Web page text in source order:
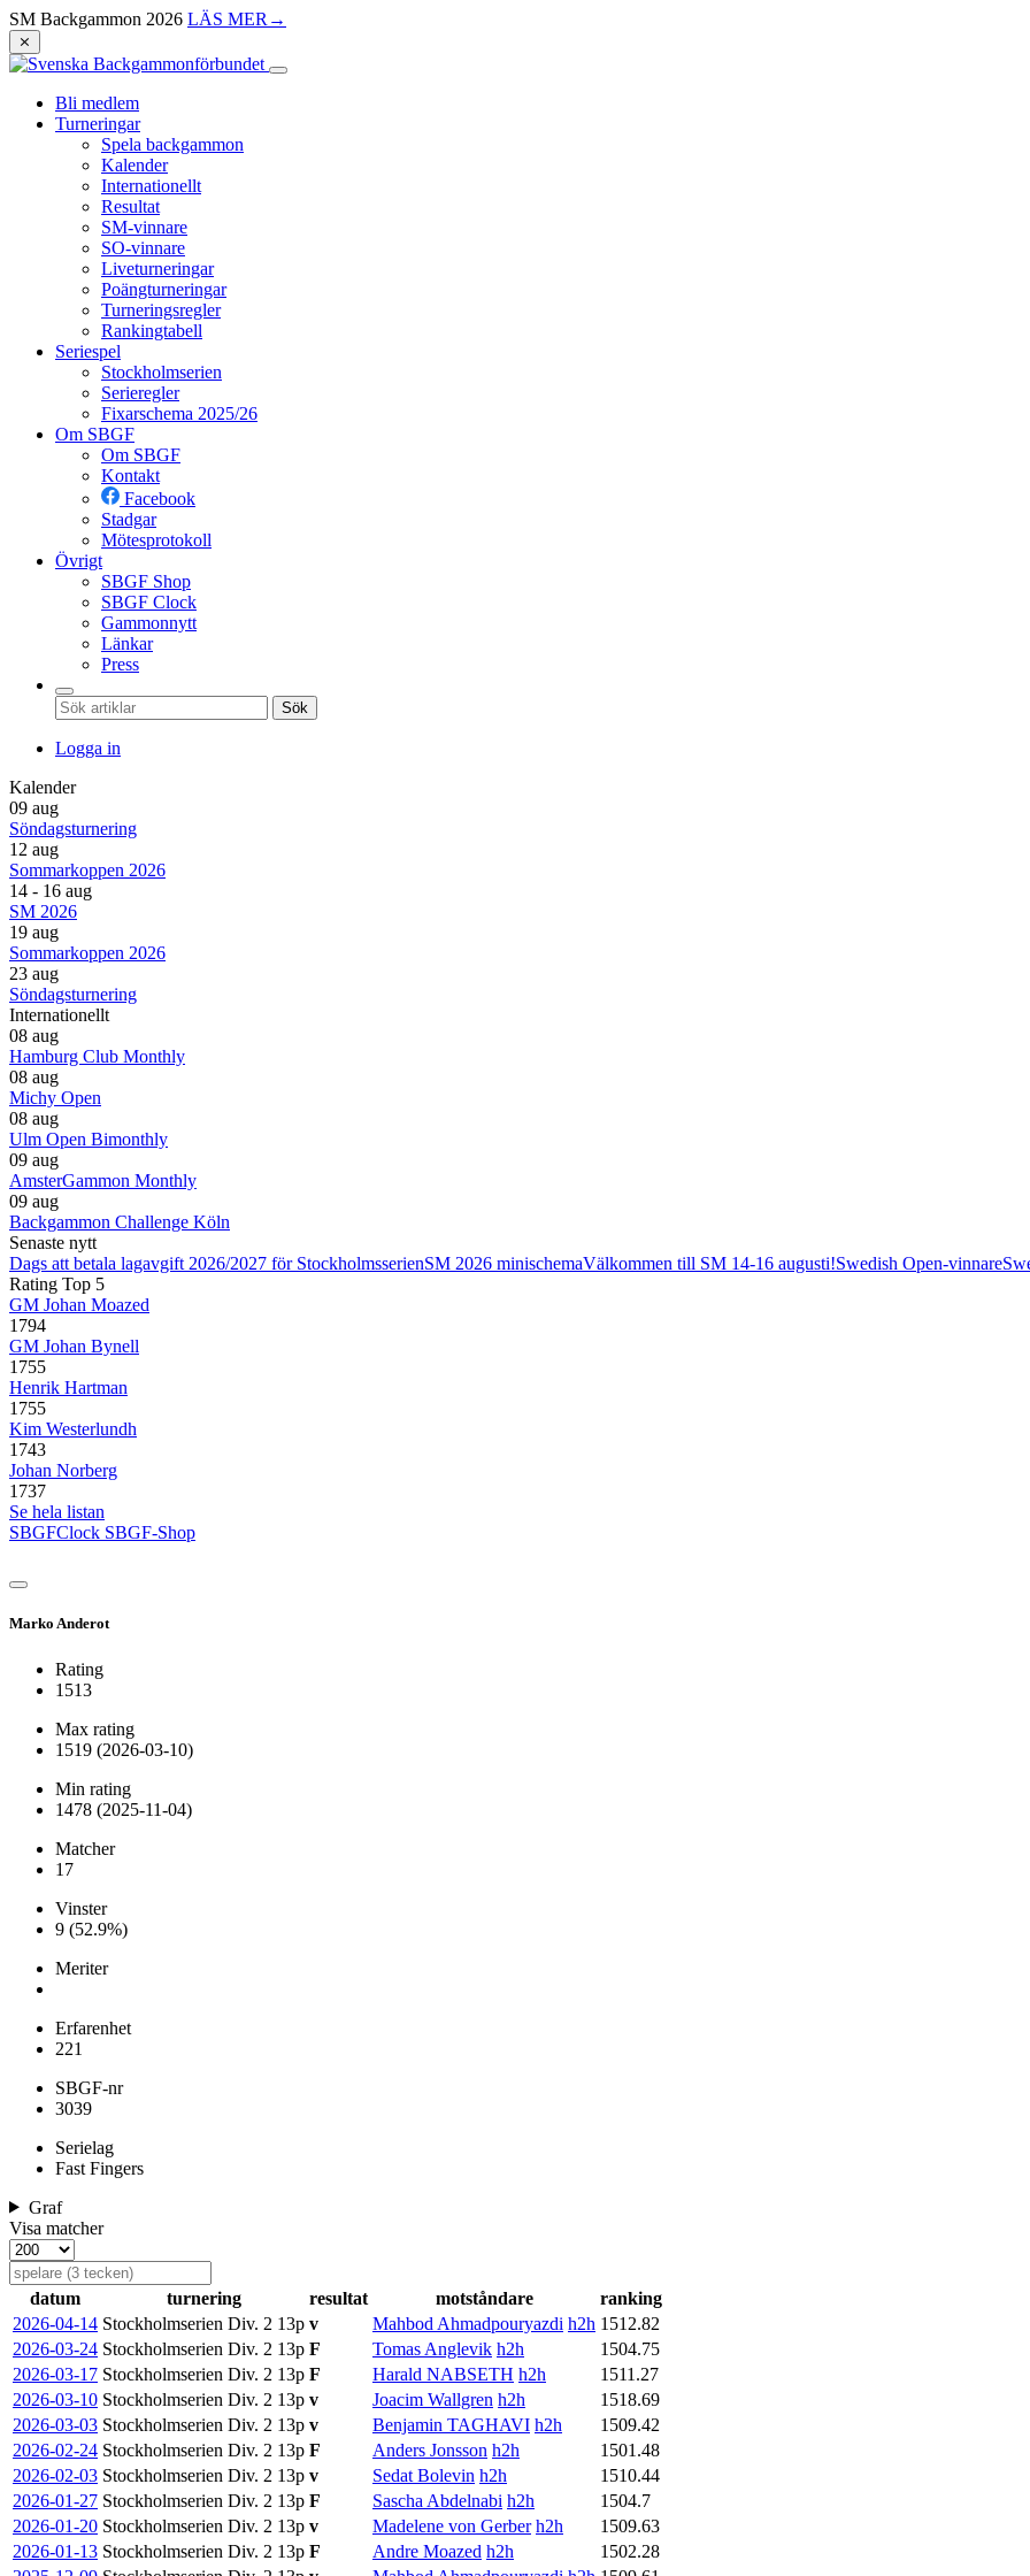
SM Backgammon 2026 LÄS MER →
⨯
Bli medlem
Turneringar
Spela backgammon
Kalender
Internationellt
Resultat
SM-vinnare
SO-vinnare
Liveturneringar
Poängturneringar
Turneringsregler
Rankingtabell
Seriespel
Stockholmserien
Serieregler
Fixarschema 2025/26
Om SBGF
Om SBGF
Kontakt
Facebook
Stadgar
Mötesprotokoll
Övrigt
SBGF Shop
SBGF Clock
Gammonnytt
Länkar
Press
Sök
Logga in
Kalender
09 aug
Söndagsturnering
12 aug
Sommarkoppen 2026
14 - 16 aug
SM 2026
19 aug
Sommarkoppen 2026
23 aug
Söndagsturnering
Internationellt
08 aug
Hamburg Club Monthly
08 aug
Michy Open
08 aug
Ulm Open Bimonthly
09 aug
AmsterGammon Monthly
09 aug
Backgammon Challenge Köln
Senaste nytt
Dags att betala lagavgift 2026/2027 för StockholmsserienSM 2026 minischemaVälkommen till SM 14-16 augusti!Swedish Open-vinnare
Rating Top 5
GM Johan Moazed
1794
GM Johan Bynell
1755
Henrik Hartman
1755
Kim Westerlundh
1743
Johan Norberg
1737
Se hela listan
SBGFClock SBGF-Shop
Marko Anderot
Rating
1513
Max rating
1519 (2026-03-10)
Min rating
1478 (2025-11-04)
Matcher
17
Vinster
9 (52.9%)
Meriter
Erfarenhet
221
SBGF-nr
3039
Serielag
Fast Fingers
Graf
Visa matcher
datum turnering resultat motståndare
ranking
2026-04-14 Stockholmserien Div. 2 13p v Mahbod Ahmadpouryazdi h2h 1512.82
2026-03-24 Stockholmserien Div. 2 13p F Tomas Anglevik h2h
1504.75
2026-03-17 Stockholmserien Div. 2 13p F Harald NABSETH h2h
1511.27
2026-03-10 Stockholmserien Div. 2 13p v Joacim Wallgren h2h
1518.69
2026-03-03 Stockholmserien Div. 2 13p v Benjamin TAGHAVI h2h
1509.42
2026-02-24 Stockholmserien Div. 2 13p F Anders Jonsson h2h
1501.48
2026-02-03 Stockholmserien Div. 2 13p v Sedat Bolevin h2h
1510.44
2026-01-27 Stockholmserien Div. 2 13p F Sascha Abdelnabi h2h
1504.7
2026-01-20 Stockholmserien Div. 2 13p v Madelene von Gerber h2h
1509.63
2026-01-13 Stockholmserien Div. 2 13p F Andre Moazed h2h
1502.28